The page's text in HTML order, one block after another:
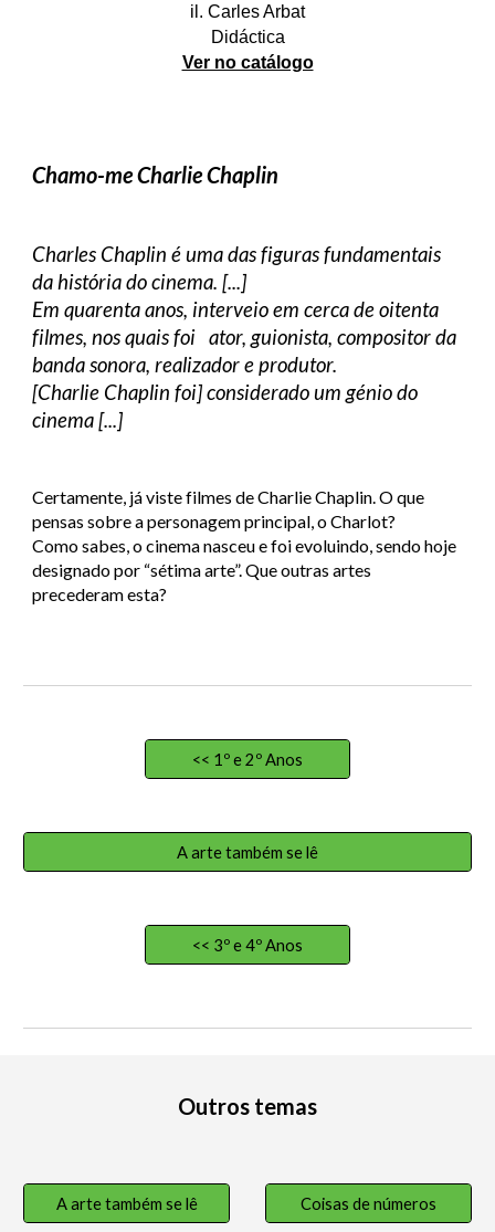
il. Carles Arbat
Didáctica
Ver no catálogo
Chamo-me Charlie Chaplin
Charles Chaplin é uma das figuras fundamentais
da história do cinema. [...]
Em quarenta anos, interveio em cerca de oitenta
filmes, nos quais foi ator, guionista, compositor da
banda sonora, realizador e produtor.
[Charlie Chaplin foi] considerado um génio do
cinema [...]
Certamente, já viste filmes de Charlie Chaplin. O que
pensas sobre a personagem principal, o Charlot?
Como sabes, o cinema nasceu e foi evoluindo, sendo hoje
designado por “sétima arte”. Que outras artes
precederam esta?
<< 1º e 2º Anos
A arte também se lê
<< 3º e 4º Anos
Outros temas
A arte também se lê Coisas de números